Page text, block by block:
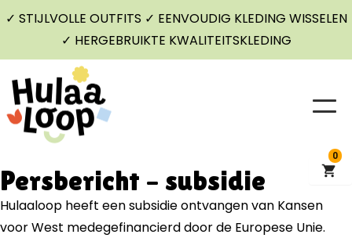
✓ STIJLVOLLE OUTFITS ✓ EENVOUDIG KLEDING WISSELEN
✓ HERGEBRUIKTE KWALITEITSKLEDING
Persbericht – subsidie
Hulaaloop heeft een subsidie ontvangen van Kansen
voor West medegefinancierd door de Europese Unie.
0